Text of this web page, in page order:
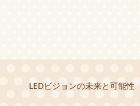
LEDビジョンの未来と可能性